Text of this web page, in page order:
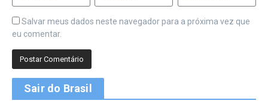
Salvar meus dados neste navegador para a próxima vez que
eu comentar.
Sair do Brasil